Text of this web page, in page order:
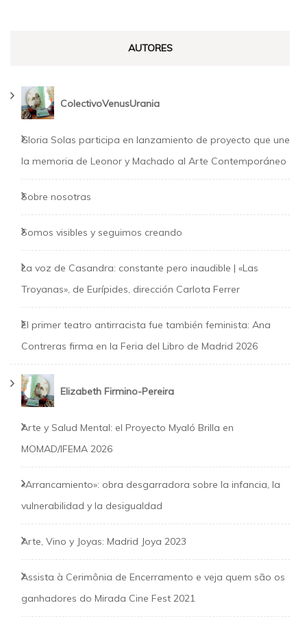
AUTORES
ColectivoVenusUrania
Gloria Solas participa en lanzamiento de proyecto que une
la memoria de Leonor y Machado al Arte Contemporáneo
Sobre nosotras
Somos visibles y seguimos creando
La voz de Casandra: constante pero inaudible | «Las
Troyanas», de Eurípides, dirección Carlota Ferrer
El primer teatro antirracista fue también feminista: Ana
Contreras firma en la Feria del Libro de Madrid 2026
Elizabeth Firmino-Pereira
Arte y Salud Mental: el Proyecto Myaló Brilla en
MOMAD/IFEMA 2026
«Arrancamiento»: obra desgarradora sobre la infancia, la
vulnerabilidad y la desigualdad
Arte, Vino y Joyas: Madrid Joya 2023
Assista à Cerimônia de Encerramento e veja quem são os
ganhadores do Mirada Cine Fest 2021